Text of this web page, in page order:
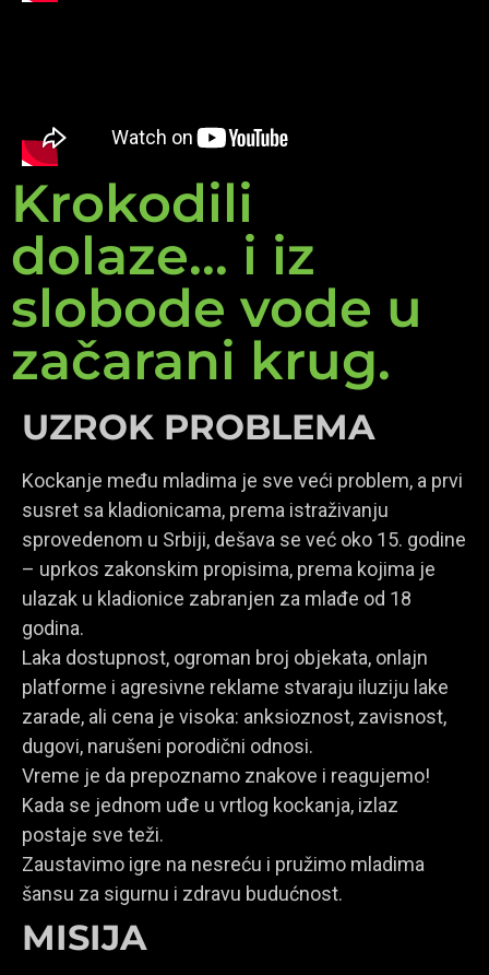
Krokodili
dolaze... i iz
slobode vode u
začarani krug.
UZROK PROBLEMA
Kockanje među mladima je sve veći problem, a prvi
susret sa kladionicama, prema istraživanju
sprovedenom u Srbiji, dešava se već oko 15. godine
– uprkos zakonskim propisima, prema kojima je
ulazak u kladionice zabranjen za mlađe od 18
godina.
Laka dostupnost, ogroman broj objekata, onlajn
platforme i agresivne reklame stvaraju iluziju lake
zarade, ali cena je visoka: anksioznost, zavisnost,
dugovi, narušeni porodični odnosi.
Vreme je da prepoznamo znakove i reagujemo!
Kada se jednom uđe u vrtlog kockanja, izlaz
postaje sve teži.
Zaustavimo igre na nesreću i pružimo mladima
šansu za sigurnu i zdravu budućnost.
MISIJA